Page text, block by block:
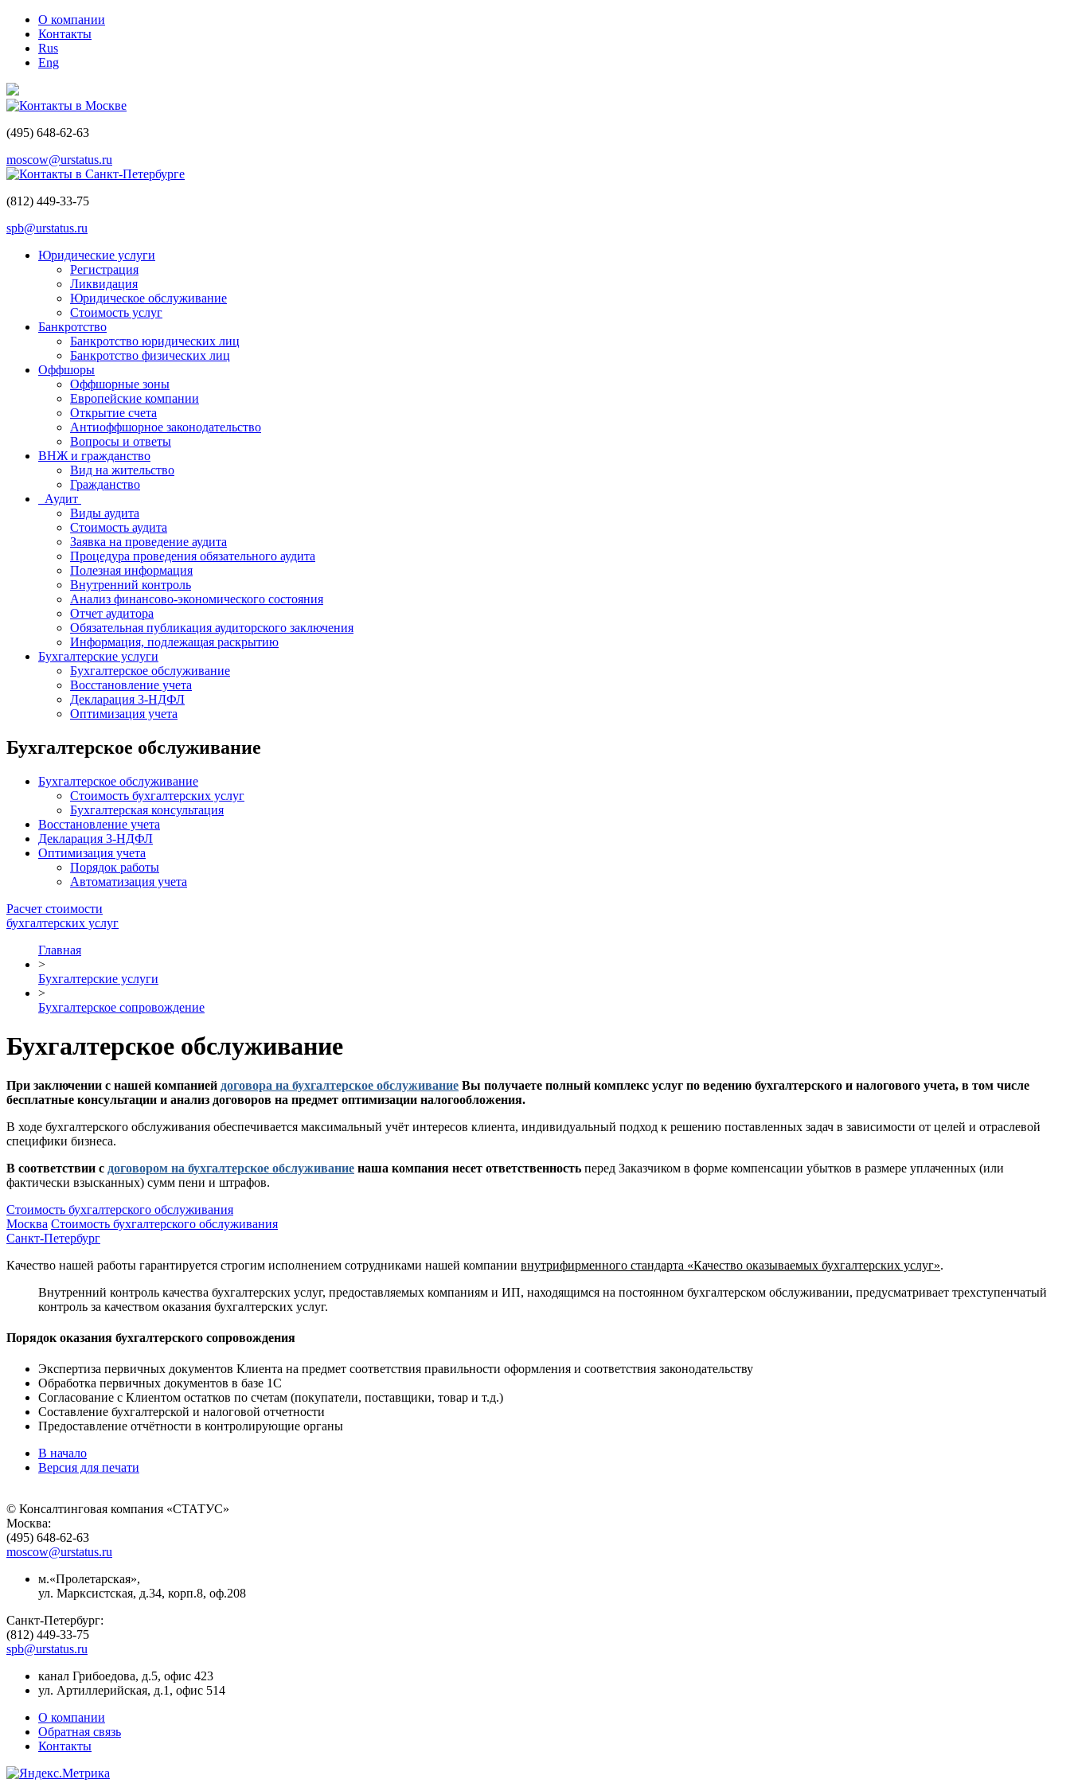
О компании
Контакты
Rus
Eng
Контакты в Москве
(495) 648-62-63
moscow@urstatus.ru
Контакты в Санкт-Петербурге
(812) 449-33-75
spb@urstatus.ru
Юридические услуги
Регистрация
Ликвидация
Юридическое обслуживание
Стоимость услуг
Банкротство
Банкротство юридических лиц
Банкротство физических лиц
Оффшоры
Оффшорные зоны
Европейские компании
Открытие счета
Антиоффшорное законодательство
Вопросы и ответы
ВНЖ и гражданство
Вид на жительство
Гражданство
Аудит
Виды аудита
Стоимость аудита
Заявка на проведение аудита
Процедура проведения обязательного аудита
Полезная информация
Внутренний контроль
Анализ финансово-экономического состояния
Отчет аудитора
Обязательная публикация аудиторского заключения
Информация, подлежащая раскрытию
Бухгалтерские услуги
Бухгалтерское обслуживание
Восcтановление учета
Декларация 3-НДФЛ
Оптимизация учета
Бухгалтерское обслуживание
Бухгалтерское обслуживание
Стоимость бухгалтерских услуг
Бухгалтерская консультация
Восcтановление учета
Декларация 3-НДФЛ
Оптимизация учета
Порядок работы
Автоматизация учета
Расчет стоимости
бухгалтерских услуг
Главная
>
Бухгалтерские услуги
>
Бухгалтерское сопровождение
Бухгалтерское обслуживание
При заключении с нашей компанией договора на бухгалтерское обслуживание Вы получаете полный комплекс услуг по ведению бухгалтерского и налогового учета, в том числе
бесплатные консультации и анализ договоров на предмет оптимизации налогообложения.
В ходе бухгалтерского обслуживания обеспечивается максимальный учёт интересов клиента, индивидуальный подход к решению поставленных задач в зависимости от целей и отраслевой
специфики бизнеса.
В соответствии с договором на бухгалтерское обслуживание наша компания несет ответственность перед Заказчиком в форме компенсации убытков в размере уплаченных (или
фактически взысканных) сумм пени и штрафов.
Стоимость бухгалтерского обслуживания
Москва Стоимость бухгалтерского обслуживания
Санкт-Петербург
Качество нашей работы гарантируется строгим исполнением сотрудниками нашей компании внутрифирменного стандарта «Качество оказываемых бухгалтерских услуг».
Внутренний контроль качества бухгалтерских услуг, предоставляемых компаниям и ИП, находящимся на постоянном бухгалтерском обслуживании, предусматривает трехступенчатый
контроль за качеством оказания бухгалтерских услуг.
Порядок оказания бухгалтерского сопровождения
Экспертиза первичных документов Клиента на предмет соответствия правильности оформления и соответствия законодательству
Обработка первичных документов в базе 1С
Согласование с Клиентом остатков по счетам (покупатели, поставщики, товар и т.д.)
Составление бухгалтерской и налоговой отчетности
Предоставление отчётности в контролирующие органы
В начало
Версия для печати
© Консалтинговая компания «СТАТУС»
Москва:
(495) 648-62-63
moscow@urstatus.ru
м.«Пролетарская»,
ул. Марксистская, д.34, корп.8, оф.208
Санкт-Петербург:
(812) 449-33-75
spb@urstatus.ru
канал Грибоедова, д.5, офис 423
ул. Артиллерийская, д.1, офис 514
О компании
Обратная связь
Контакты